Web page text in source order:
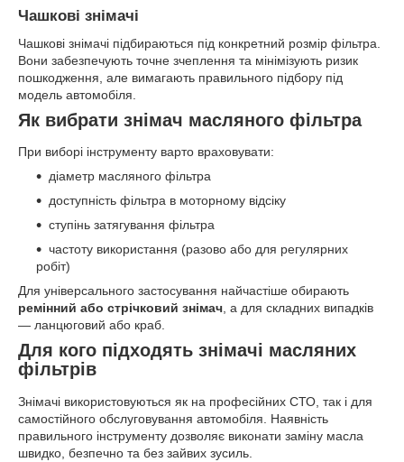
Чашкові знімачі
Чашкові знімачі підбираються під конкретний розмір фільтра.
Вони забезпечують точне зчеплення та мінімізують ризик
пошкодження, але вимагають правильного підбору під
модель автомобіля.
Як вибрати знімач масляного фільтра
При виборі інструменту варто враховувати:
діаметр масляного фільтра
доступність фільтра в моторному відсіку
ступінь затягування фільтра
частоту використання (разово або для регулярних
робіт)
Для універсального застосування найчастіше обирають
ремінний або стрічковий знімач, а для складних випадків
— ланцюговий або краб.
Для кого підходять знімачі масляних
фільтрів
Знімачі використовуються як на професійних СТО, так і для
самостійного обслуговування автомобіля. Наявність
правильного інструменту дозволяє виконати заміну масла
швидко, безпечно та без зайвих зусиль.